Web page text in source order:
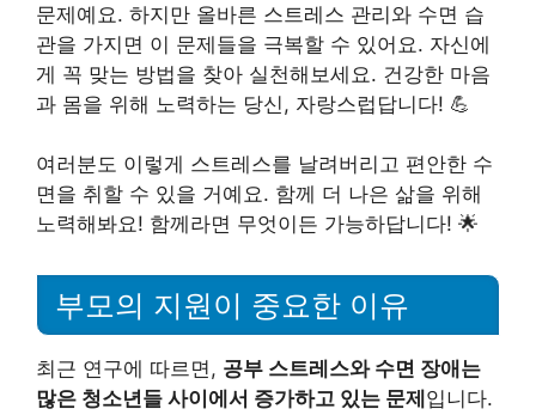
문제예요. 하지만 올바른 스트레스 관리와 수면 습
관을 가지면 이 문제들을 극복할 수 있어요. 자신에
게 꼭 맞는 방법을 찾아 실천해보세요. 건강한 마음
과 몸을 위해 노력하는 당신, 자랑스럽답니다! 💪
여러분도 이렇게 스트레스를 날려버리고 편안한 수
면을 취할 수 있을 거예요. 함께 더 나은 삶을 위해
노력해봐요! 함께라면 무엇이든 가능하답니다! 🌟
부모의 지원이 중요한 이유
최근 연구에 따르면, 공부 스트레스와 수면 장애는
많은 청소년들 사이에서 증가하고 있는 문제 입니다.